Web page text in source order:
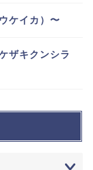
ケイカ）〜
ザキクンシラ